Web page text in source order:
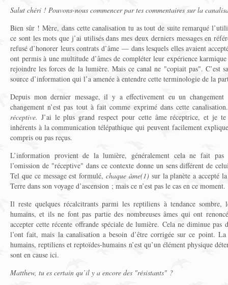
Salut chéri ! Pouvons-nous commencer par tes commentaires sur la
Bien sûr ! Mère, dans cette canalisation tu as tout de suite remarqué
ce sont les mots que j’ai utilisés dans mes deux derniers messages en
refusé d’honorer leurs contrats d’âme — dans lesquels elles avaient
ont permis à une multitude d’âmes de compléter leur expérience
rejoindre les forces de la lumière. Mais ce canal ne "copiait pas". C’est
source d’information qui l’a amenée à entendre cette terminologie de la
Depuis mon dernier message, il y a effectivement eu un
changement n’est pas tout à fait comme exprimé dans cette
réceptive. J’ai le plus grand respect pour cette âme réceptrice, et je
inhérents à la communication télépathique qui peuvent facilement
compris ou pas reçus.
L’information provient de la lumière, généralement cela ne fait pas
l’omission de "réceptive" dans ce contexte donne un sens différent de
Tel que ce message est formulé, chaque âme(1) sur la planète a accepté
Terre dans son voyage d’ascension ; mais ce n’est pas le cas en ce moment.
Il reste quelques récalcitrants parmi les reptiliens à tendance sombre,
humains, et ils ne font pas partie des nombreuses âmes qui ont
accepter cette récente offrande spéciale de lumière. Cela ne diminue
l’ont fait, mais la canalisation a besoin d’être corrigée sur ce point. La
humains, reptiliens et reptoïdes-humains n’est qu’un élément physique
sont en cause ici.
Matthew, tu es certain qu’il y a encore des "résistants" ?